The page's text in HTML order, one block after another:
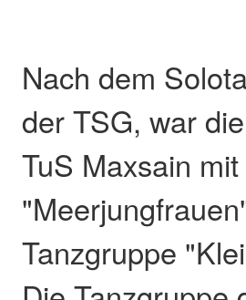
Nach dem
der TSG, war
TuS Maxsain
Tanzgruppe